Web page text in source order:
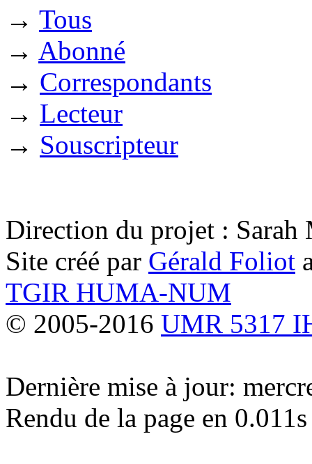
→ Tous
→ Abonné
→ Correspondants
→ Lecteur
→ Souscripteur
Direction du projet : Sarah
Site créé par Gérald Foliot
TGIR HUMA-NUM
© 2005-2016 UMR 5317
Dernière mise à jour:
Rendu de la page en 0.011s